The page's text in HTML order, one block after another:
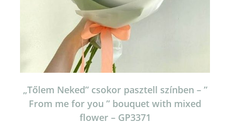
„Tőlem Neked” csokor pasztell színben – ”
From me for you ” bouquet with mixed
flower – GP3371